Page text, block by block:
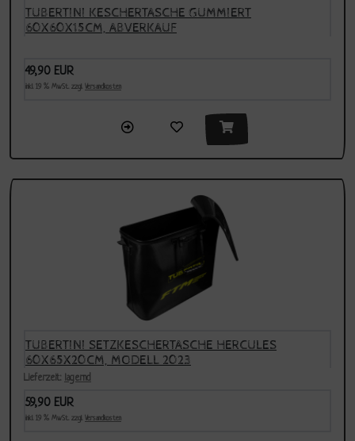
TUBERTINI KESCHERTASCHE GUMMIERT
60X60X15CM, ABVERKAUF
49,90 EUR
inkl. 19 % MwSt. zzgl. Versandkosten
TUBERTINI SETZKESCHERTASCHE HERCULES
60X65X20CM, MODELL 2023
Lieferzeit: lagernd
59,90 EUR
inkl. 19 % MwSt. zzgl. Versandkosten